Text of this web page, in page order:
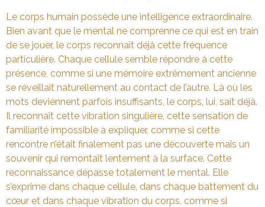
Le corps humain possède une intelligence extraordinaire.
Bien avant que le mental ne comprenne ce qui est en train
de se jouer, le corps reconnaît déjà cette fréquence
particulière. Chaque cellule semble répondre à cette
présence, comme si une mémoire extrêmement ancienne
se réveillait naturellement au contact de l’autre. Là où les
mots deviennent parfois insuffisants, le corps, lui, sait déjà.
Il reconnaît cette vibration singulière, cette sensation de
familiarité impossible à expliquer, comme si cette
rencontre n’était finalement pas une découverte mais un
souvenir qui remontait lentement à la surface. Cette
reconnaissance dépasse totalement le mental. Elle
s’exprime dans chaque cellule, dans chaque battement du
cœur et dans chaque vibration du corps, comme si